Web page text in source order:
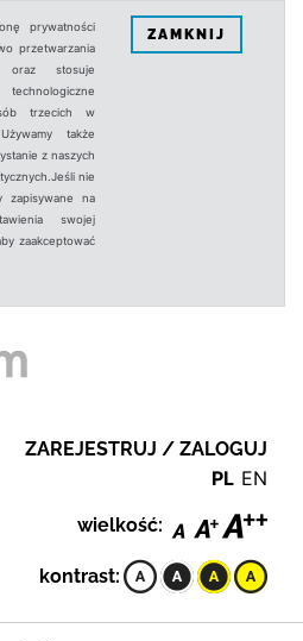
prywatności
przetwarzania
oraz stosuje
trzecich w
także
z naszych
nie
zapisywane na
swojej
zaakceptować
ZAMKNIJ
ZAREJESTRUJ / ZALOGUJ
PL EN
wielkość:
kontrast: